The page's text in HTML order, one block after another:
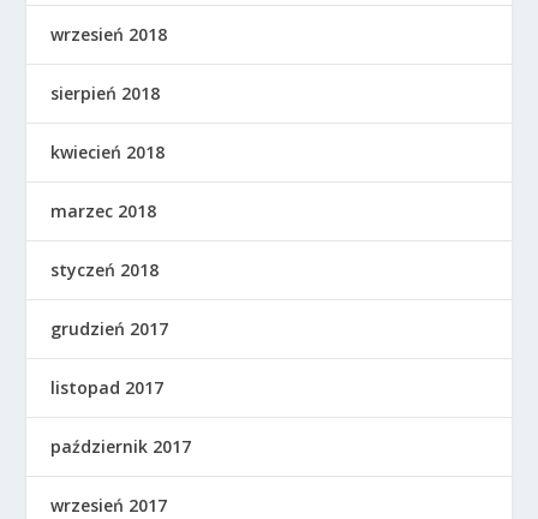
wrzesień 2018
sierpień 2018
kwiecień 2018
marzec 2018
styczeń 2018
grudzień 2017
listopad 2017
październik 2017
wrzesień 2017